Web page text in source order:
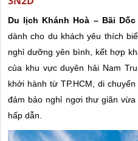
Du lịch Khánh Hoà – Bãi Dốc
dành cho du khách yêu thích
nghỉ dưỡng yên bình, kết hợp
của khu vực duyên hải Nam
khởi hành từ TP.HCM, di
đảm bảo nghỉ ngơi thư giãn
hấp dẫn.